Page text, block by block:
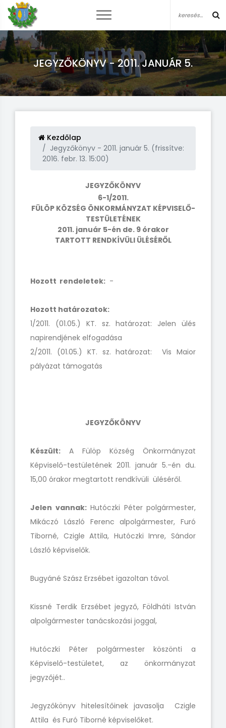
JEGYZŐKÖNYV - 2011. JANUÁR 5.
Kezdőlap
Jegyzőkönyv - 2011. január 5. (frissítve:
2016. febr. 13. 15:00)
JEGYZŐKÖNYV
6-1/2011.
FÜLÖP KÖZSÉG ÖNKORMÁNYZAT KÉPVISELŐ-
TESTÜLETÉNEK
2011. január 5-én de. 9 órakor
TARTOTT RENDKÍVÜLI ÜLÉSÉRŐL
Hozott rendeletek: -
Hozott határozatok:
1/2011. (01.05.) KT. sz. határozat: Jelen ülés
napirendjének elfogadása
2/2011. (01.05.) KT. sz. határozat: Vis Maior
pályázat támogatás
JEGYZŐKÖNYV
Készült: A Fülöp Község Önkormányzat
Képviselő-testületének 2011. január 5.-én du.
15,00 órakor megtartott rendkívüli üléséről.
Jelen vannak:Hutóczki Péter polgármester,
Mikáczó László Ferenc alpolgármester, Furó
Tiborné, Czigle Attila, Hutóczki Imre, Sándor
László képviselők.
Bugyáné Szász Erzsébet igazoltan távol.
Kissné Terdik Erzsébet jegyző, Földháti István
alpolgármester tanácskozási joggal,
Hutóczki Péter polgármester köszönti a
Képviselő-testületet, az önkormányzat
jegyzőjét..
Jegyzőkönyv hitelesítőinek javasolja Czigle
Attila és Furó Tiborné képviselőket.